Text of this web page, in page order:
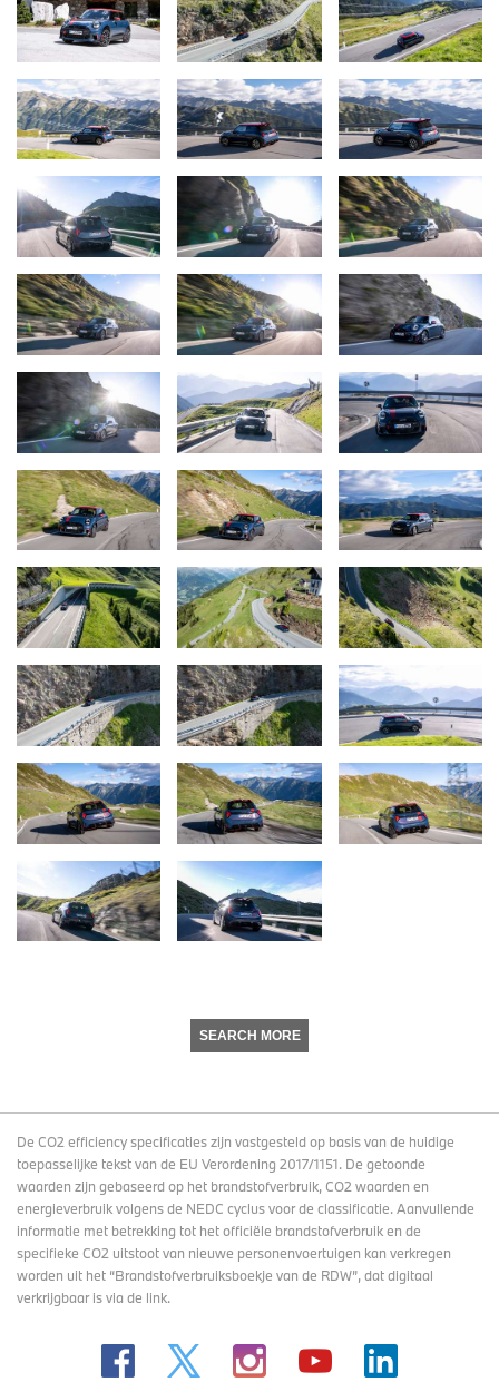
SEARCH MORE
De CO2 efficiency specificaties zijn vastgesteld op basis van de huidige
toepasselijke tekst van de EU Verordening 2017/1151. De getoonde
waarden zijn gebaseerd op het brandstofverbruik, CO2 waarden en
energieverbruik volgens de NEDC cyclus voor de classificatie. Aanvullende
informatie met betrekking tot het officiële brandstofverbruik en de
specifieke CO2 uitstoot van nieuwe personenvoertuigen kan verkregen
worden uit het “Brandstofverbruiksboekje van de RDW”, dat digitaal
verkrijgbaaris via de link.